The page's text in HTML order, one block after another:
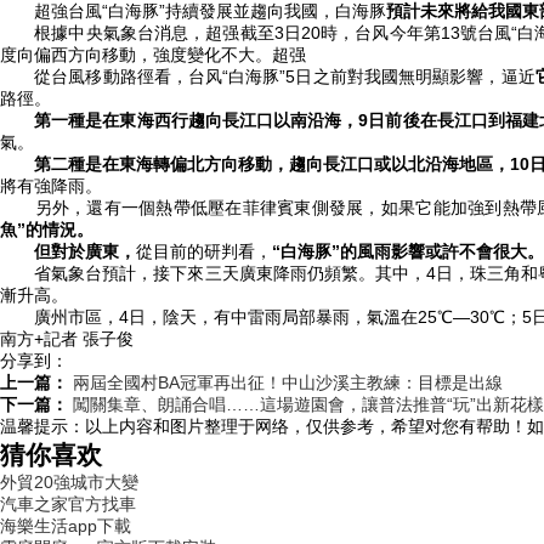
超強台風“白海豚”持續發展並趨向我國，白海豚預計未來將給我國
根據中央氣象台消息，超强截至3日20時，台风今年第13號台風“白
度向偏西方向移動，強度變化不大。超强
從台風移動路徑看，台风“白海豚”5日之前對我國無明顯影響，逼近
路徑。
第一種是在東海西行趨向長江口以南沿海，9日前後在長江口到福建
氣。
第二種是在東海轉偏北方向移動，趨向長江口或以北沿海地區，10
將有強降雨。
另外，還有一個熱帶低壓在菲律賓東側發展，如果它能加強到熱帶
魚”的情況。
但對於廣東， 從目前的研判看， “白海豚”的風雨影響或許不會很大。
省氣象台預計，接下來三天廣東降雨仍頻繁。其中，4日，珠三角和
漸升高。
廣州市區，4日，陰天，有中雷雨局部暴雨，氣溫在25℃—30℃；5
南方+記者 張子俊
分享到：
上一篇： 兩屆全國村BA冠軍再出征！中山沙溪主教練：目標是出線
下一篇：
闖關集章、朗誦合唱……這場遊園會，讓普法推普“玩”出新花
温馨提示： 以上内容和图片整理于网络，仅供参考，希望对您有帮助！
猜你喜欢
外貿20強城市大變
汽車之家官方找車
海樂生活app下載